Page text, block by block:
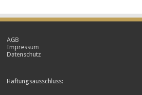
AGB
Impressum
Datenschutz
Haftungsausschluss: